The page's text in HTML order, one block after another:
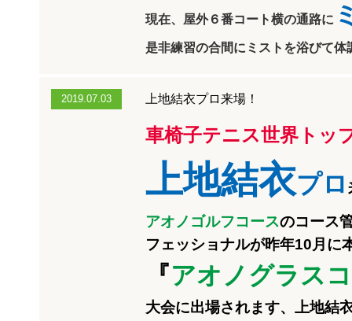
現在、屋外６番コート横の通路に
是非練習の合間にミストを浴びて体
2019.07.03 上地結衣プロ来場！
車椅子テニス世界トッ
上地結衣プロ
アオノゴルフコースのコース
フェッショナルが昨年10月に
『アオノグラス
大会に出場されます、上地結